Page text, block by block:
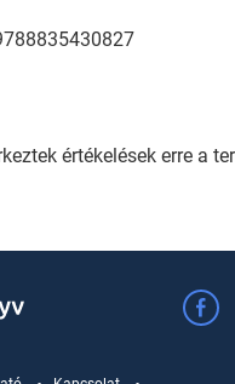
értékelések erre a